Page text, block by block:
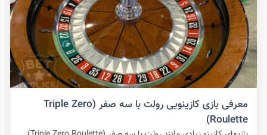
معرفی بازی کازینویی رولت با سه صفر (Triple Zero
Roulette)